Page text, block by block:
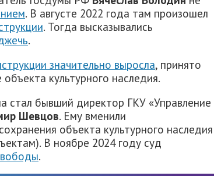
. В августе 2022 года там произошел
. Тогда высказывались
.
значительно выросла, принято
культурного наследия.
стал бывший директор ГКУ «Управление
Шевцов. Ему вменили
объекта культурного наследия
В ноябре 2024 году суд
.